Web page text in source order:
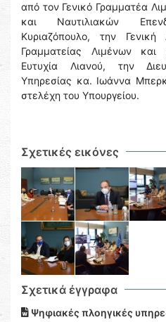
από τον Γενικό Γραμματέα
και Ναυτιλιακών
Κυριαζόπουλο, την Γενική
Γραμματείας Λιμένων και
Ευτυχία Λιανού, την
Υπηρεσίας κα. Ιωάννα
στελέχη του Υπουργείου.
Σχετικές εικόνες
Σχετικά έγγραφα
Ψηφιακές πλοηγικές